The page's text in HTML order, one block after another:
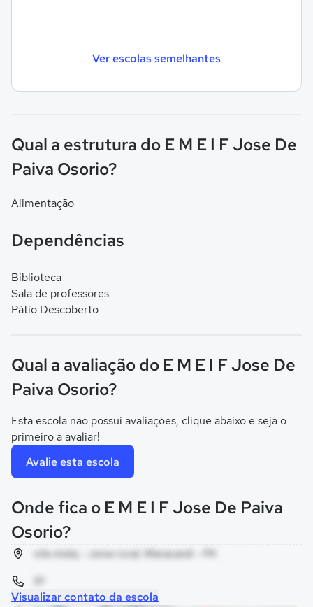
Ver escolas semelhantes
Qual a estrutura do E M E I F Jose De
Paiva Osorio?
Alimentação
Dependências
Biblioteca
Sala de professores
Pátio Descoberto
Qual a avaliação do E M E I F Jose De
Paiva Osorio?
Esta escola não possui avaliações, clique abaixo e seja o
primeiro a avaliar!
Avalie esta escola
Onde fica o E M E I F Jose De Paiva
Osorio?
vila mota, - zona rural, Maracanã - PA
Visualizar contato da escola